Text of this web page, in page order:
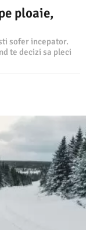
ploaie,
sofer incepator.
te decizi sa pleci